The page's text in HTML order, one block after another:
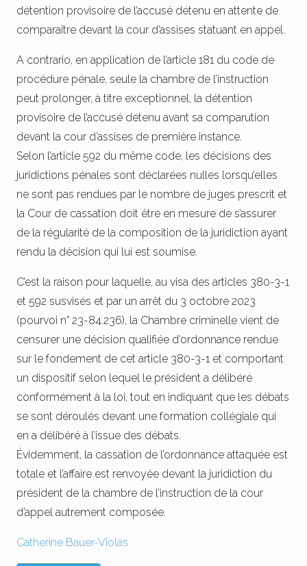
détention provisoire de l’accusé détenu en attente de
comparaître devant la cour d’assises statuant en appel.
A contrario, en application de l’article 181 du code de
procédure pénale, seule la chambre de l’instruction
peut prolonger, à titre exceptionnel, la détention
provisoire de l’accusé détenu avant sa comparution
devant la cour d’assises de première instance.
Selon l’article 592 du même code, les décisions des
juridictions pénales sont déclarées nulles lorsqu’elles
ne sont pas rendues par le nombre de juges prescrit et
la Cour de cassation doit être en mesure de s’assurer
de la régularité de la composition de la juridiction ayant
rendu la décision qui lui est soumise.
C’est la raison pour laquelle, au visa des articles 380-3-1
et 592 susvisés et par un arrêt du 3 octobre 2023
(pourvoi n° 23-84.236), la Chambre criminelle vient de
censurer une décision qualifiée d’ordonnance rendue
sur le fondement de cet article 380-3-1 et comportant
un dispositif selon lequel le président a délibéré
conformément à la loi, tout en indiquant que les débats
se sont déroulés devant une formation collégiale qui
en a délibéré à l’issue des débats.
Évidemment, la cassation de l’ordonnance attaquée est
totale et l’affaire est renvoyée devant la juridiction du
président de la chambre de l’instruction de la cour
d’appel autrement composée.
Catherine Bauer-Violas